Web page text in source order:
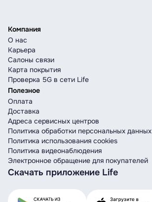
Компания
О нас
Карьера
Салоны связи
Карта покрытия
Проверка 5G в сети Life
Полезное
Оплата
Доставка
Адреса сервисных центров
Политика обработки персональных данных
Политика использования cookies
Политика видеонаблюдения
Электронное обращение для покупателей
Скачать приложение Life